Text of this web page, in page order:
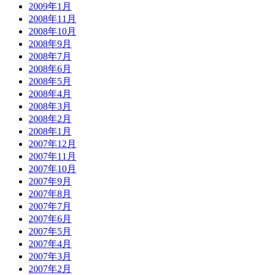
2009年1月
2008年11月
2008年10月
2008年9月
2008年7月
2008年6月
2008年5月
2008年4月
2008年3月
2008年2月
2008年1月
2007年12月
2007年11月
2007年10月
2007年9月
2007年8月
2007年7月
2007年6月
2007年5月
2007年4月
2007年3月
2007年2月